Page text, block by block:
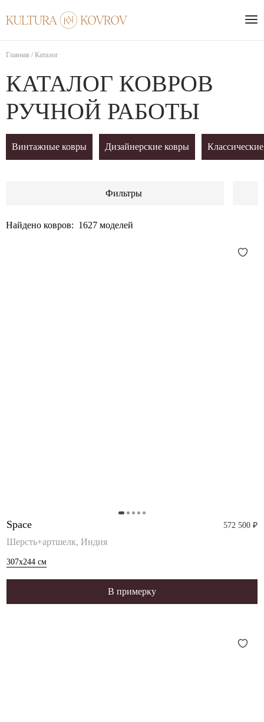
Главная / Каталог
КАТАЛОГ КОВРОВ
РУЧНОЙ РАБОТЫ
Винтажные ковры Дизайнерские ковры
Фильтры
Найдено ковров: 1627 моделей
Space 572 500 ₽
Шерсть+артшелк, Индия
307x244 см
В примерку